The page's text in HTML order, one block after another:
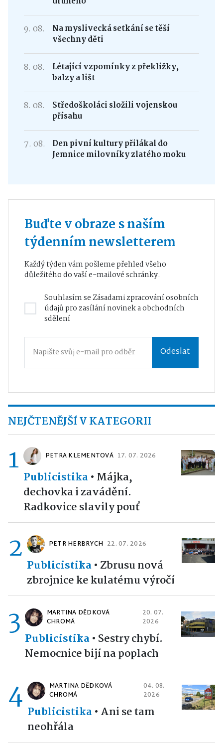
9. 08.
Na myslivecká setkání se těší
všechny děti
8. 08.
Létající vzpomínky z překližky,
balzy a lišt
8. 08.
Středoškoláci složili vojenskou
přísahu
7. 08.
Den pivní kultury přilákal do
Jemnice milovníky zlatého moku
Buďte v obraze s naším
týdenním newsletterem
Každý týden vám pošleme přehled všeho
důležitého do vaší e-mailové schránky.
Souhlasím seZásadami zpracování osobních
údajůpro zasílání novinek a obchodních
sdělení
Odeslat
NEJČTENĚJŠÍ V KATEGORII
1 PETRA KLEMENTOVÁ 17. 07. 2026
Publicistika• Májka,
dechovka i zavádění.
Radkovice slavily pouť
2 PETR HERBRYCH 22. 07. 2026
Publicistika• Zbrusu nová
zbrojnice ke kulatému výročí
3
MARTINA DĚDKOVÁ
CHROMÁ
20. 07.
2026
Publicistika• Sestry chybí.
Nemocnice bijí na poplach
4
MARTINA DĚDKOVÁ
CHROMÁ
04. 08.
2026
Publicistika• Ani se tam
neohřála